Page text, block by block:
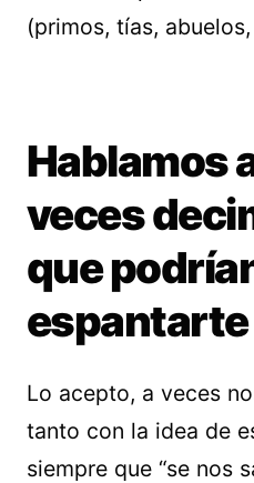
(primos, tías,
Hablamos
veces
que
espantarte
Lo acepto, a veces
tanto con la idea de
siempre que “se nos